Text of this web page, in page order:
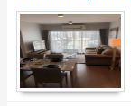
ตอบทันที ทีมงานมือ